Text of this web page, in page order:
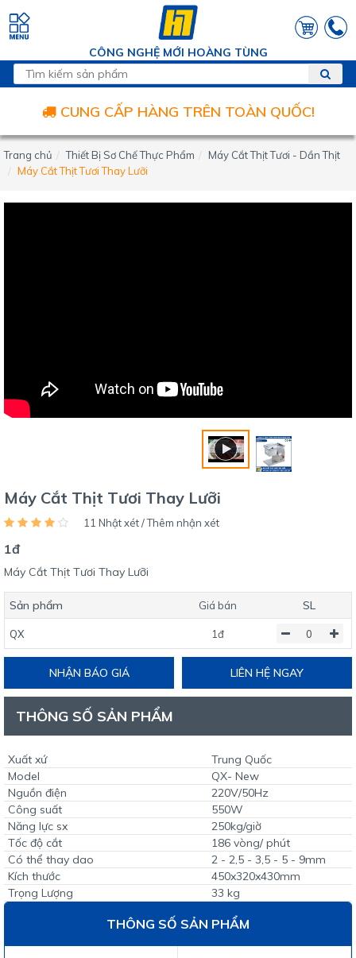
CÔNG NGHỆ MỚI HOÀNG TÙNG
CUNG CẤP HÀNG TRÊN TOÀN QUỐC!
Trang chủ Thiết Bị Sơ Chế Thực Phẩm
Máy Cắt Thịt Tươi - Dần Thịt
Máy Cắt Thịt Tươi Thay Lưỡi
Máy Cắt Thịt Tươi Thay Lưỡi
11 Nhật xét / Thêm nhận xét
1đ
Máy Cắt Thịt Tươi Thay Lưỡi
Sản phẩm Giá bán SL
QX 1đ
NHẬN BÁO GIÁ LIÊN HỆ NGAY
THÔNG SỐ SẢN PHẨM
Xuất xứ
Trung Quốc
Model
QX- New
Nguồn điện
220V/50Hz
Công suất
550W
Năng lực sx
250kg/giờ
Tốc độ cắt
186 vòng/ phút
Có thể thay dao
2 - 2,5 - 3,5 - 5 - 9mm
Kích thước
450x320x430mm
Trọng Lượng
33 kg
THÔNG SỐ SẢN PHẨM